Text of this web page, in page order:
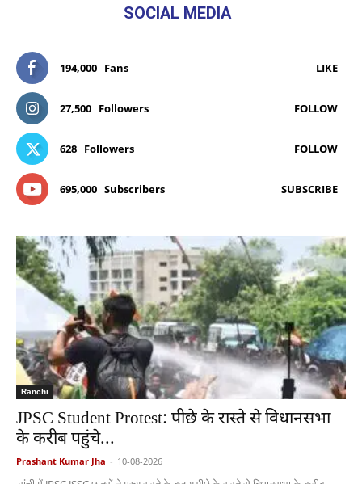
SOCIAL MEDIA
194,000 Fans LIKE
27,500 Followers FOLLOW
628 Followers FOLLOW
695,000 Subscribers SUBSCRIBE
Ranchi
JPSC Student Protest: पीछे के रास्ते से विधानसभा
के करीब पहुंचे...
Prashant Kumar Jha - 10-08-2026